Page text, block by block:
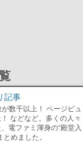
記事
数千以上！ ページビュ
などなど。多くの人々
電ファミ渾身の“殿堂入
とめました。